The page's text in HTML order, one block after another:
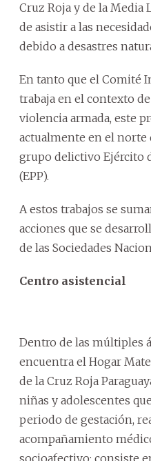
Cruz Roja y de la Media
de asistir a las
debido a desastres
En tanto que el Comité
trabaja en el contexto
violencia armada, este
actualmente en el norte
grupo delictivo Ejército
(EPP).
A estos trabajos se
acciones que se
de las Sociedades
Centro asistencial
Dentro de las múltiples
encuentra el Hogar
de la Cruz Roja
niñas y adolescentes
periodo de gestación,
acompañamiento